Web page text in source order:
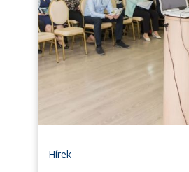
Hírek